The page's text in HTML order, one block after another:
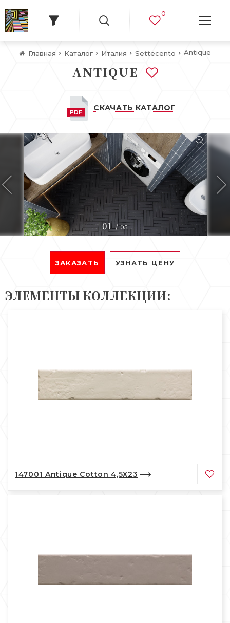
0
Главная Каталог Италия Settecento Antique
ANTIQUE
СКАЧАТЬ КАТАЛОГ
01 / 05
ЗАКАЗАТЬ УЗНАТЬ ЦЕНУ
ЭЛЕМЕНТЫ КОЛЛЕКЦИИ:
147001 Antique Cotton 4,5X23